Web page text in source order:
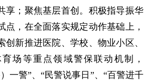
享；聚焦基层首创。积极指导振华
点，在全面落实规定动作基础上，
创新推进医院、学校、物业小区、
场等重点领域警保联动机制，
一警”、“民警说事日”、“百警进千